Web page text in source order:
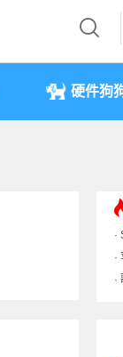
硬件狗
·
·
·